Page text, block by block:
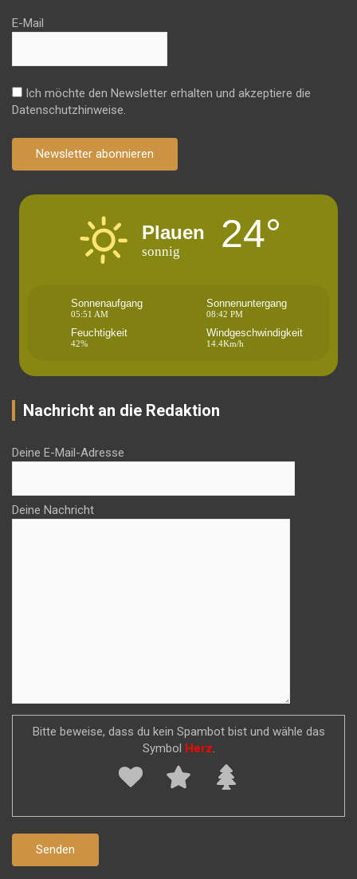
E-Mail
Ich möchte den Newsletter erhalten und akzeptiere die
Datenschutzhinweise.
Newsletter abonnieren
Plauen
sonnig 24°
Sonnenaufgang
05:51 AM
Sonnenuntergang
08:42 PM
Feuchtigkeit
42%
Windgeschwindigkeit
14.4Km/h
Nachricht an die Redaktion
Deine E-Mail-Adresse
Deine Nachricht
Bitte beweise, dass du kein Spambot bist und wähle das
Symbol Herz.